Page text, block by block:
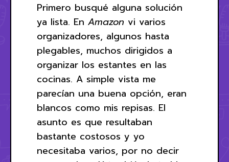
Primero busqué alguna solución
ya lista. En Amazon vi varios
organizadores, algunos hasta
plegables, muchos dirigidos a
organizar los estantes en las
cocinas. A simple vista me
parecían una buena opción, eran
blancos como mis repisas. El
asunto es que resultaban
bastante costosos y yo
necesitaba varios, por no decir